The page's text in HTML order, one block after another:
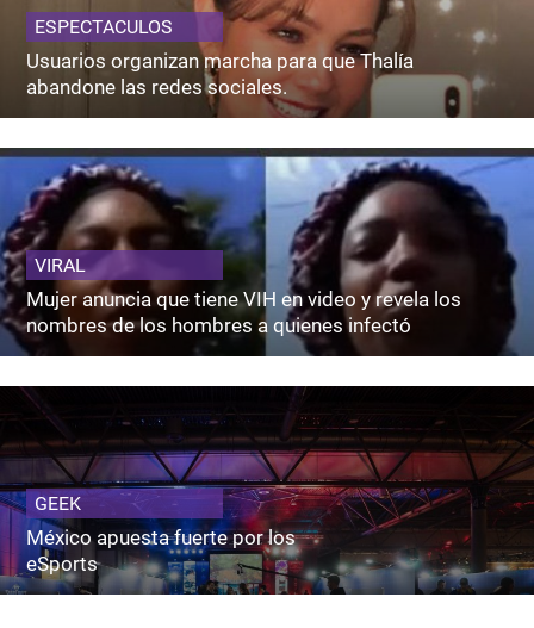
ESPECTACULOS
Usuarios organizan marcha para que Thalía
abandone las redes sociales.
VIRAL
Mujer anuncia que tiene VIH en video y revela los
nombres de los hombres a quienes infectó
GEEK
México apuesta fuerte por los
eSports